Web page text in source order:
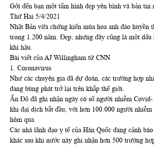
Gởi đến bạn một tấm hình đẹp yên bình và bản tin
Thứ Hai 5/4/2021
Nhật Bản vừa chứng kiến mùa hoa anh đào huyền
trong 1.200 năm. Đẹp, nhưng đây cũng là một dấu
khí hậu.
Bài viết của AJ Willingham từ CNN
1. Coronavirus
Như các chuyên gia đã dự đoán, các trường hợp
đang bùng phát trở lại trên khắp thế giới.
Ấn Độ đã ghi nhận ngày có số người nhiễm
khi đại dịch bắt đầu, với hơn 100.000 người nhiễm
hôm qua.
Các nhà lãnh đạo y tế của Hàn Quốc đang cảnh
khác sau khi nước này ghi nhận hơn 500 trường